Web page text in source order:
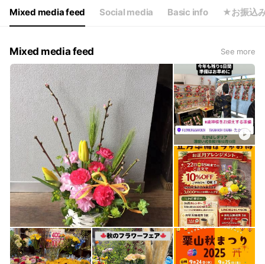
Sat
09:00 - 18:00
1/1～3はお休み
Mixed media feed Social media Basic info ★お振込
Mixed media feed See more